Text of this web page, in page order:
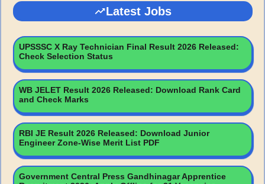
Latest Jobs
UPSSSC X Ray Technician Final Result 2026 Released:
Check Selection Status
WB JELET Result 2026 Released: Download Rank Card
and Check Marks
RBI JE Result 2026 Released: Download Junior
Engineer Zone-Wise Merit List PDF
Government Central Press Gandhinagar Apprentice